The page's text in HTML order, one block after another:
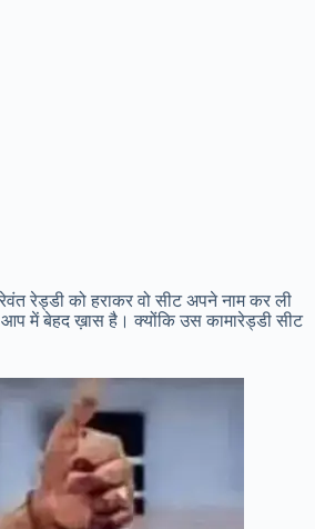
रेड्डी को हराकर वो सीट अपने नाम कर ली
में बेहद ख़ास है। क्योंकि उस कामारेड्डी सीट